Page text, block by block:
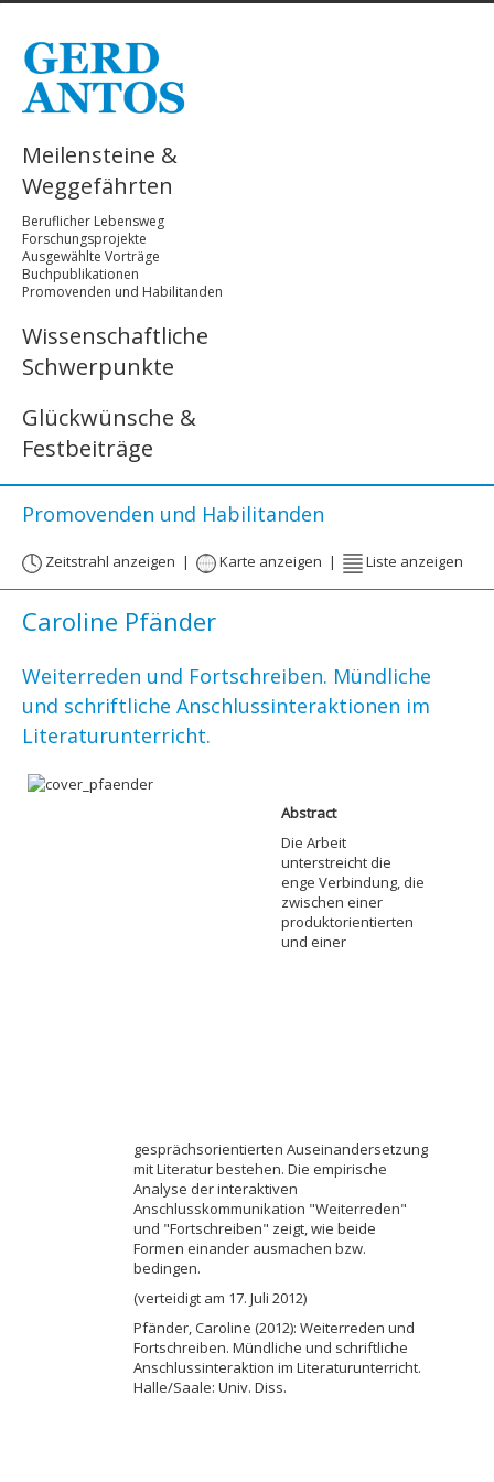
Meilensteine &
Weggefährten
Beruflicher Lebensweg
Forschungsprojekte
Ausgewählte Vorträge
Buchpublikationen
Promovenden und Habilitanden
Wissenschaftliche
Schwerpunkte
Glückwünsche &
Festbeiträge
Promovenden und Habilitanden
Zeitstrahl anzeigen | Karte anzeigen | Liste anzeigen
Caroline Pfänder
Weiterreden und Fortschreiben. Mündliche
und schriftliche Anschlussinteraktionen im
Literaturunterricht.
Abstract
Die Arbeit
unterstreicht die
enge Verbindung, die
zwischen einer
produktorientierten
und einer
gesprächsorientierten Auseinandersetzung
mit Literatur bestehen. Die empirische
Analyse der interaktiven
Anschlusskommunikation "Weiterreden"
und "Fortschreiben" zeigt, wie beide
Formen einander ausmachen bzw.
bedingen.
(verteidigt am 17. Juli 2012)
Pfänder, Caroline (2012): Weiterreden und
Fortschreiben. Mündliche und schriftliche
Anschlussinteraktion im Literaturunterricht.
Halle/Saale: Univ. Diss.